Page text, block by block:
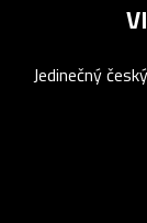
Jedinečný